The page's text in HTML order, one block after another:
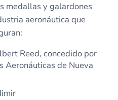
medallas y galardones
aeronáutica que
Reed, concedido por
Aeronáuticas de Nueva